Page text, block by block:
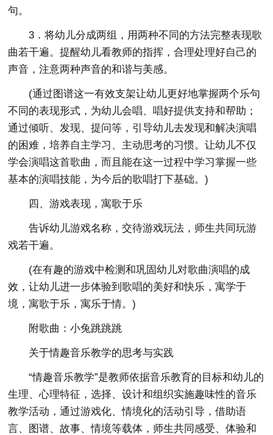
句。
3．将幼儿分成两组，用两种不同的方法完整表现歌
曲若干遍。提醒幼儿看教师的指挥，合理处理好自己的
声音，注意两种声音的和谐与美感。
(通过图谱这一有效支架让幼儿更好地掌握两个乐句
不同的表现形式，为幼儿会唱、唱好提供支持和帮助；
通过倾听、发现、提问等，引导幼儿去发现和解决演唱
的困难，培养自主学习、主动思考的习惯。让幼儿不仅
学会演唱这首歌曲，而且能在这一过程中学习掌握一些
基本的演唱技能，为今后的歌唱打下基础。)
四、游戏表现，寓歌于乐
告诉幼儿游戏名称，交待游戏玩法，师生共同玩游
戏若干遍。
(在有趣的游戏中检测和巩固幼儿对歌曲演唱的成
效，让幼儿进一步体验到歌唱的美好和快乐，寓学于
境，寓歌于乐，寓乐于情。)
附歌曲：小兔跳跳跳
关于情趣音乐教学的思考与实践
“情趣音乐教学”是教师依据音乐教育的目标和幼儿的
生理、心理特征，选择、设计和组织实施趣味性的音乐
教学活动，通过游戏化、情境化的活动引导，借助语
言、图谱、故事、情境等载体，师生共同感受、体验和